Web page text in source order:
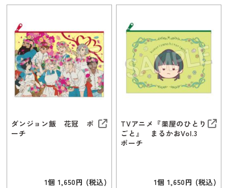
ダンジョン飯 花冠 ポ
ーチ
1個 1,650円 (税込)
TVアニメ『薬屋のひとり
ごと』 まるかおVol.3
ポーチ
1個 1,650円 (税込)